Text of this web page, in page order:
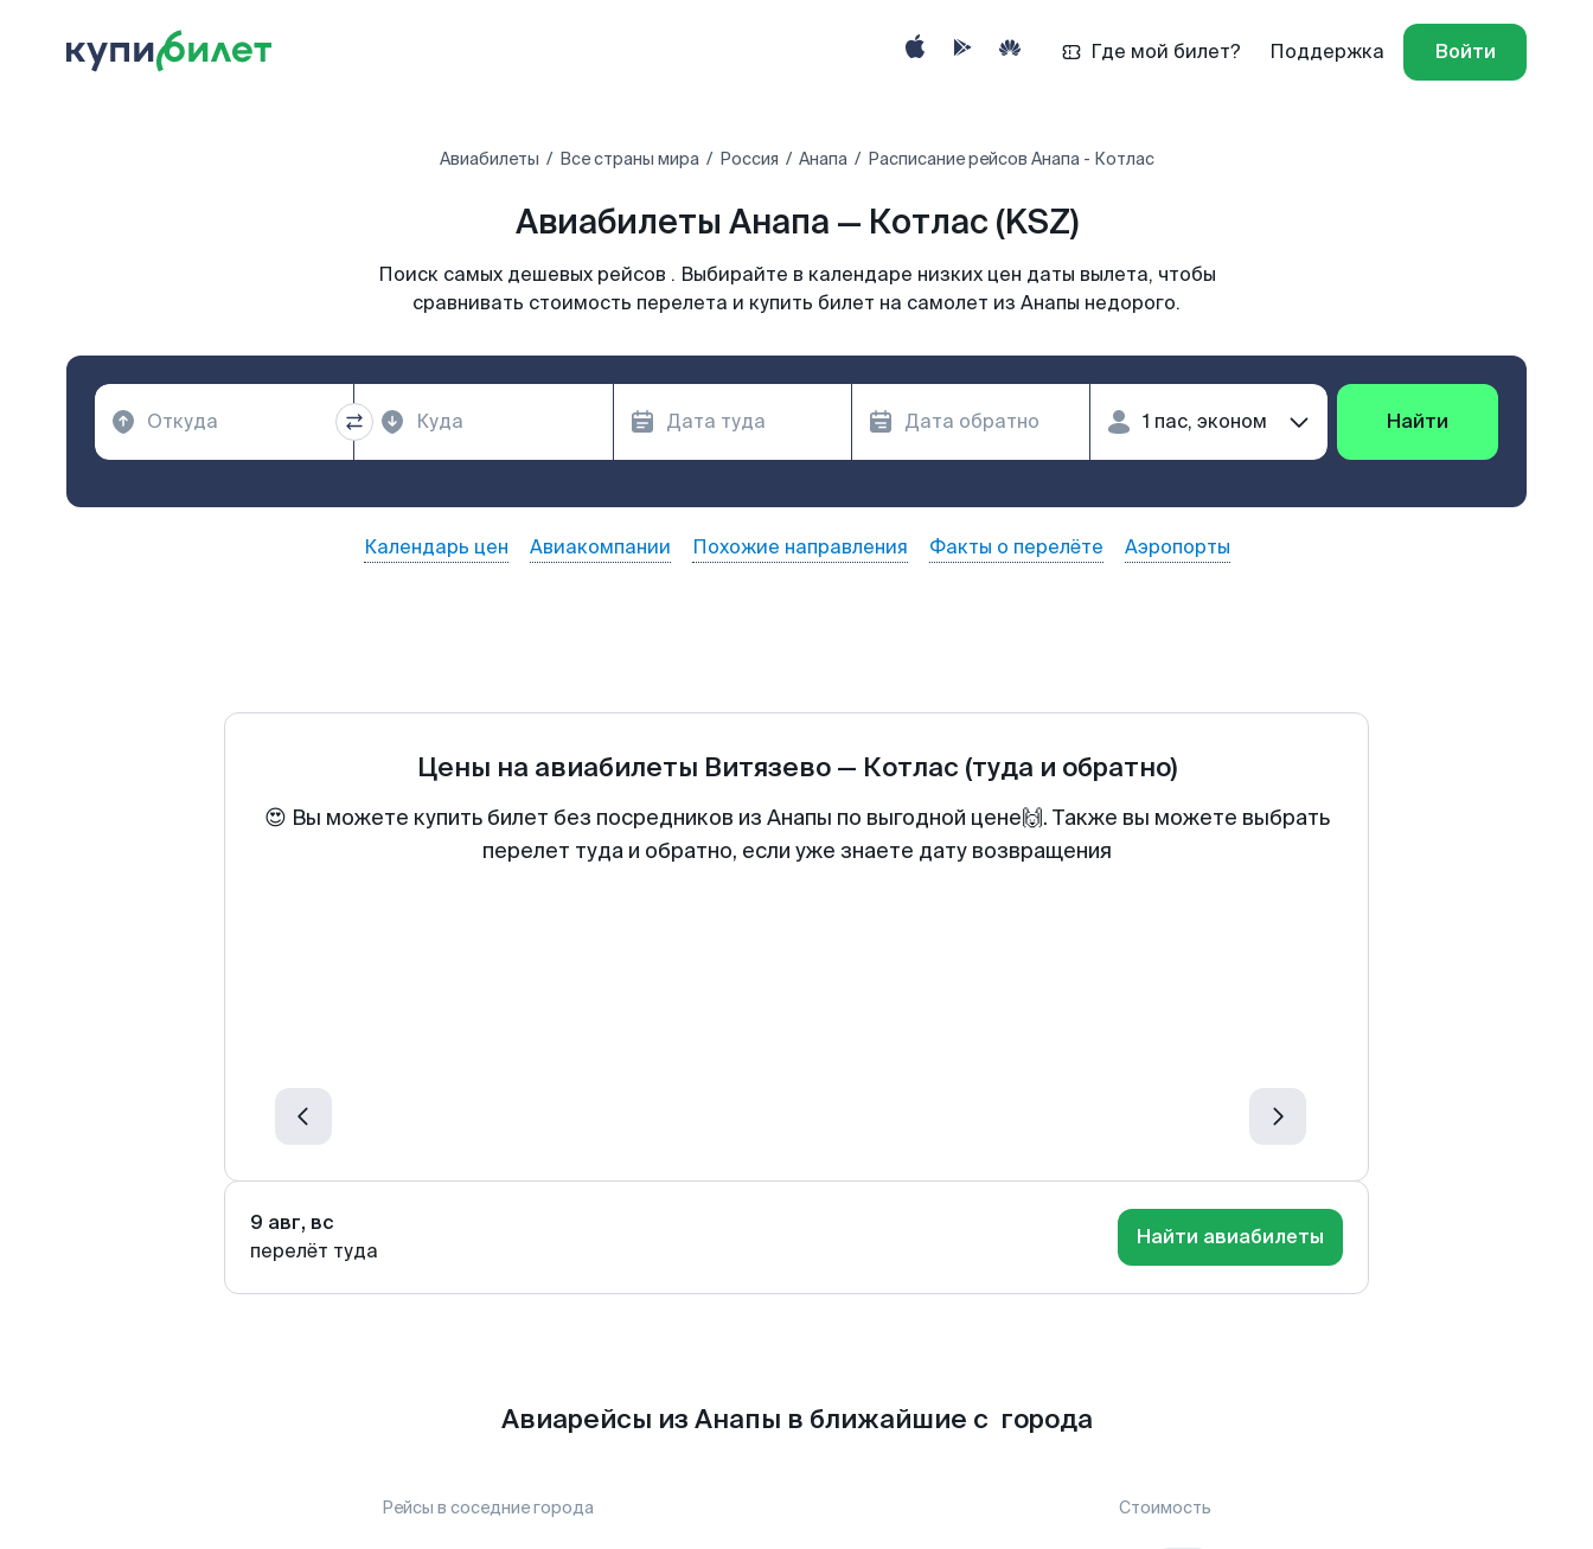
Где мой билет? Поддержка Войти
Авиабилеты Все страны мира Россия Анапа Расписание рейсов Анапа - Котлас
Авиабилеты Анапа — Котлас (KSZ)
Поиск самых дешевых рейсов . Выбирайте в календаре низких цен даты вылета, чтобы
сравнивать стоимость перелета и купить билет на самолет из Анапы недорого.
Найти
Календарь цен Авиакомпании Похожие направления Факты о перелёте Аэропорты
Цены на авиабилеты Витязево— Котлас (туда и обратно)
😍 Вы можете купить билет без посредников из Анапы по выгодной цене🙌. Также вы можете выбрать
перелет туда и обратно, если уже знаете дату возвращения
9 авг, вс
перелёт туда
Найти авиабилеты
Авиарейсы из Анапы в ближайшие с города
Рейсы в соседние города Стоимость